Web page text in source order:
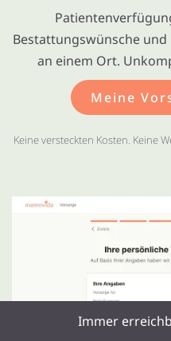
Bestattungswünsche
an einem Ort.
Meine
Keine versteckten Kosten. Keine
Immer